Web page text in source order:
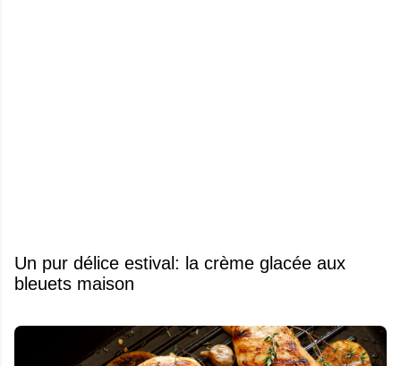
Un pur délice estival: la crème glacée aux
bleuets maison